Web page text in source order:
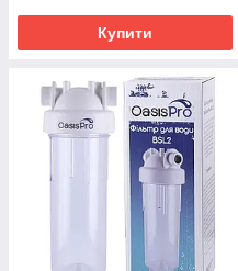
Купити